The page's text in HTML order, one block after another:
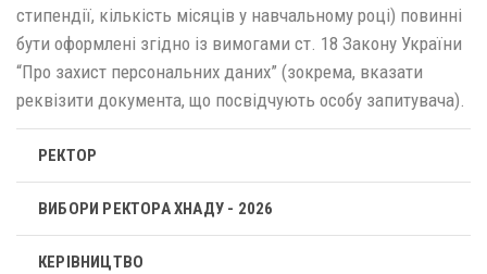
стипендії, кількість місяців у навчальному році) повинні
бути оформлені згідно із вимогами ст. 18 Закону України
“Про захист персональних даних” (зокрема, вказати
реквізити документа, що посвідчують особу запитувача).
РЕКТОР
ВИБОРИ РЕКТОРА ХНАДУ - 2026
КЕРІВНИЦТВО